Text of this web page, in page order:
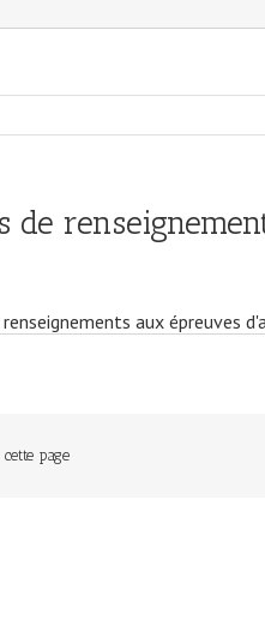
de
renseignements aux épreuves
cette page